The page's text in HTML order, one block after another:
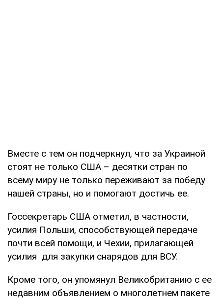
Вместе с тем он подчеркнул, что за Украиной
стоят не только США – десятки стран по
всему миру не только переживают за победу
нашей страны, но и помогают достичь ее.
Госсекретарь США отметил, в частности,
усилия Польши, способствующей передаче
почти всей помощи, и Чехии, прилагающей
усилия для закупки снарядов для ВСУ.
Кроме того, он упомянул Великобританию с ее
недавним объявлением о многолетнем пакете